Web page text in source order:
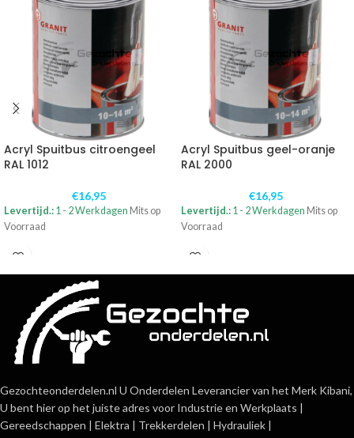
Acryl Spuitbus citroengeel
RAL 1012
€16,95
Levertijd.: 1 - 2 Werkdagen Mits op
Voorraad
Acryl Spuitbus geel-oranje
RAL 2000
€16,95
Levertijd.: 1 - 2 Werkdagen Mits op
Voorraad
Gezochteonderdelen.nl U Onderdelen Leverancier van het Merk Kibani,
U bent hier op het juiste adres voor Industrie en Werkplaats |
Gereedschappen | Elektra | Trekkerdelen | Hydrauliek |